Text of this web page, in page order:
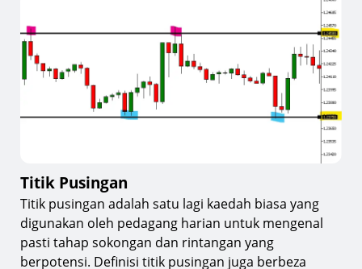
Titik Pusingan
Titik pusingan adalah satu lagi kaedah biasa yang
digunakan oleh pedagang harian untuk mengenal
pasti tahap sokongan dan rintangan yang
berpotensi. Definisi titik pusingan juga berbeza